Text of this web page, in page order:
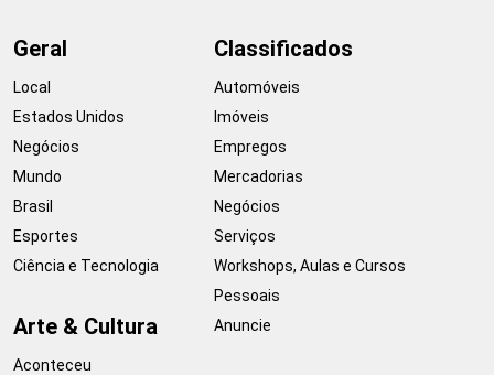
Geral
Local
Estados Unidos
Negócios
Mundo
Brasil
Esportes
Ciência e Tecnologia
Arte & Cultura
Aconteceu
Classificados
Automóveis
Imóveis
Empregos
Mercadorias
Negócios
Serviços
Workshops, Aulas e Cursos
Pessoais
Anuncie